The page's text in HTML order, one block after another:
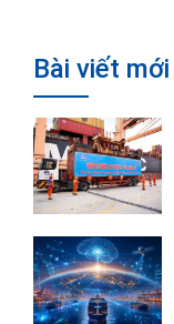
Bài viết mới